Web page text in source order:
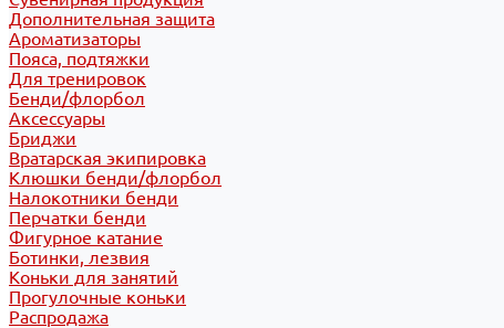
Дополнительная защита
Ароматизаторы
Пояса, подтяжки
Для тренировок
Бенди/флорбол
Аксессуары
Бриджи
Вратарская экипировка
Клюшки бенди/флорбол
Налокотники бенди
Перчатки бенди
Фигурное катание
Ботинки, лезвия
Коньки для занятий
Прогулочные коньки
Распродажа